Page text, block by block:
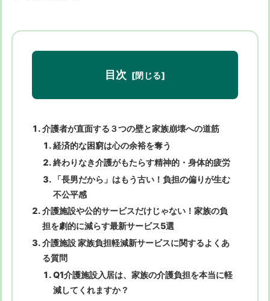
目次
介護者が直面する３つの壁と家族崩壊への道筋
経済的な困窮は心の余裕を奪う
終わりなき介護がもたらす精神的・身体的疲労
「長男だから」はもう古い！負担の偏りが生む
不公平感
介護施設や公的サービスだけじゃない！家族の負
担を劇的に減らす最新サービス5選
介護施設 家族負担軽減新サービスに関するよくあ
る質問
Q1介護施設入居は、家族の介護負担を本当に軽
減してくれますか？